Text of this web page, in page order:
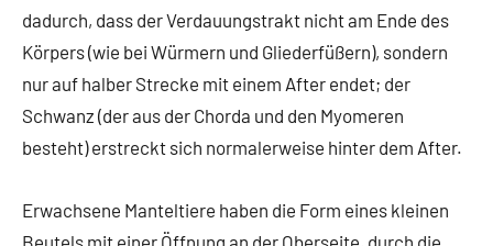
dadurch, dass der Verdauungstrakt nicht am Ende des
Körpers (wie bei Würmern und Gliederfüßern), sondern
nur auf halber Strecke mit einem After endet; der
Schwanz (der aus der Chorda und den Myomeren
besteht) erstreckt sich normalerweise hinter dem After.
Erwachsene Manteltiere haben die Form eines kleinen
Beutels mit einer Öffnung an der Oberseite, durch die